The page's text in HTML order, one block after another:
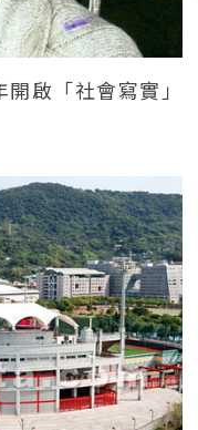
啟「社會寫實」